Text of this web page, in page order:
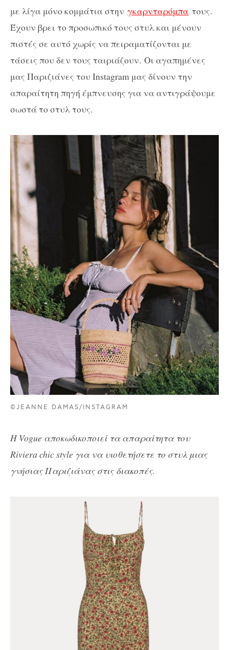
με λίγα μόνο κομμάτια στην γκαρνταρόμπα τους.
Έχουν βρει το προσωπικό τους στυλ και μένουν
πιστές σε αυτό χωρίς να πειραματίζονται με
τάσεις που δεν τους ταιριάζουν. Οι αγαπημένες
μας Παριζιάνες του Instagram μας δίνουν την
απαραίτητη πηγή έμπνευσης για να αντιγράψουμε
σωστά το στυλ τους.
©JEANNE DAMAS/INSTAGRAM
Η Vogue αποκωδικοποιεί τα απαραίτητα του
Riviera chic style για να υιοθετήσετε το στυλ μιας
γνήσιας Παριζιάνας στις διακοπές.